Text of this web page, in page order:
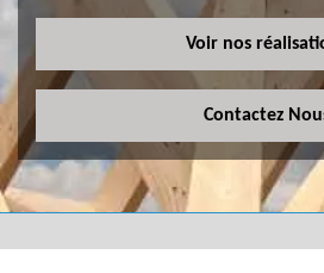
Voir nos
Contactez